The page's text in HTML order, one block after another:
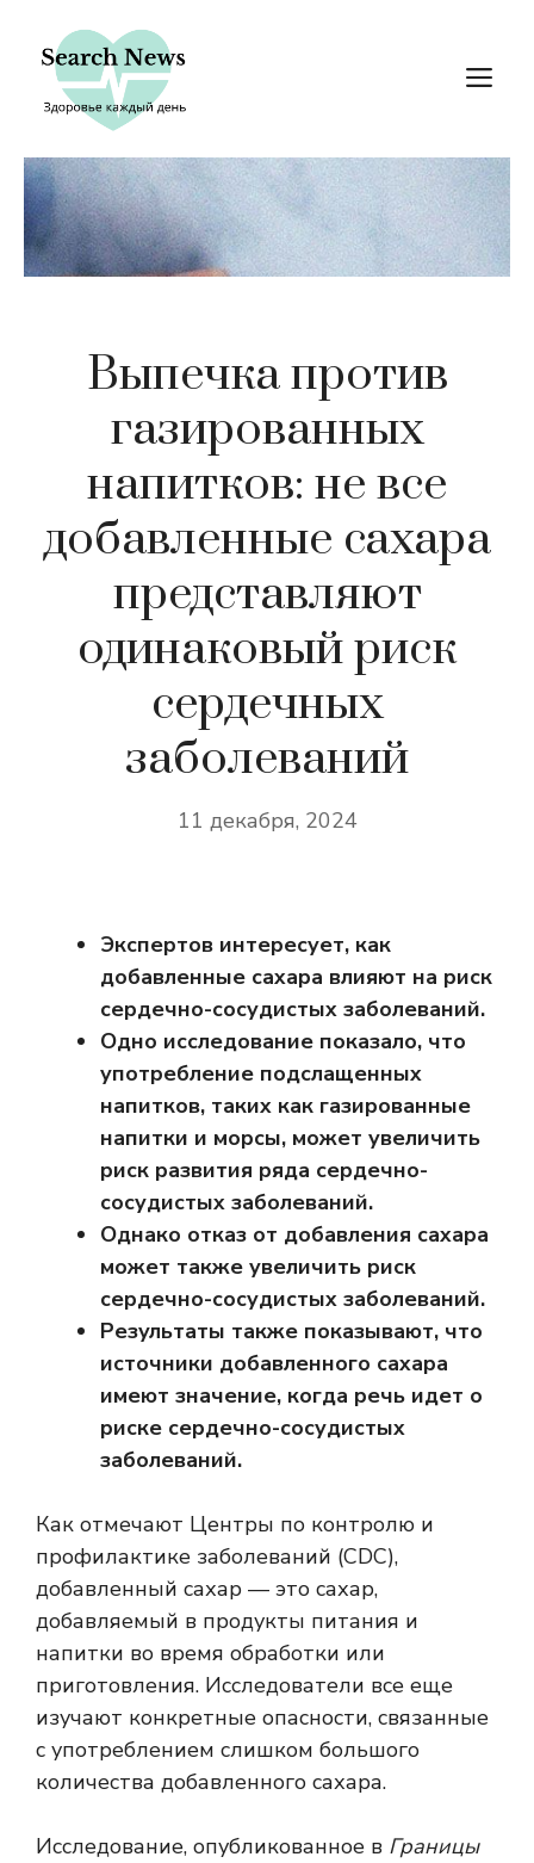
содержимому
Выпечка против
газированных
напитков: не все
добавленные сахара
представляют
одинаковый риск
сердечных
заболеваний
11 декабря, 2024
Экспертов интересует, как
добавленные сахара влияют на риск
сердечно-сосудистых заболеваний.
Одно исследование показало, что
употребление подслащенных
напитков, таких как газированные
напитки и морсы, может увеличить
риск развития ряда сердечно-
сосудистых заболеваний.
Однако отказ от добавления сахара
может также увеличить риск
сердечно-сосудистых заболеваний.
Результаты также показывают, что
источники добавленного сахара
имеют значение, когда речь идет о
риске сердечно-сосудистых
заболеваний.
Как отмечают Центры по контролю и
профилактике заболеваний (CDC),
добавленный сахар — это сахар,
добавляемый в продукты питания и
напитки во время обработки или
приготовления. Исследователи все еще
изучают конкретные опасности, связанные
с употреблением слишком большого
количества добавленного сахара.
Исследование, опубликованное в Границы